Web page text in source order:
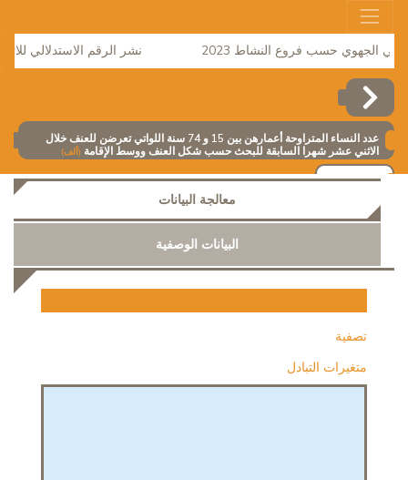
الجهوي حسب فروع النشاط 2023 نشر الرقم الاستدلالي للاثمان
عدد النساء المتراوحة أعمارهن بين 15 و 74 سنة اللواتي تعرضن للعنف خلال
الاثني عشر شهرا السابقة للبحث حسب شكل العنف ووسط الإقامة (ألف)
معالجة البيانات
البيانات الوصفية
تصفية
متغيرات التبادل